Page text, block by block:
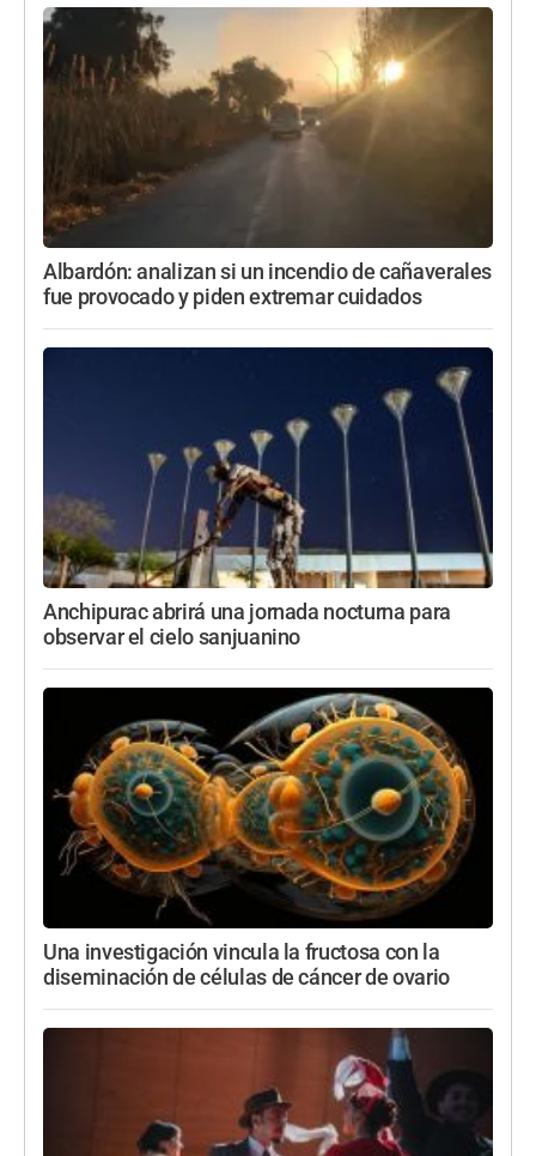
Albardón: analizan si un incendio de cañaverales
fue provocado y piden extremar cuidados
Anchipurac abrirá una jornada nocturna para
observar el cielo sanjuanino
Una investigación vincula la fructosa con la
diseminación de células de cáncer de ovario